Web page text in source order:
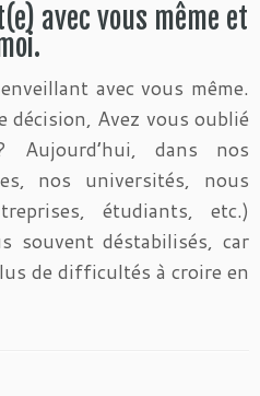
avec vous même et
avec vous même.
décision, Avez vous oublié
Aujourd’hui, dans nos
nos universités, nous
étudiants, etc.)
souvent déstabilisés, car
de difficultés à croire en